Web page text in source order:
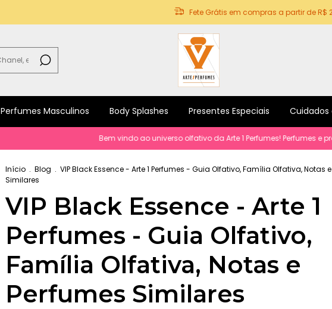
Fete Grátis em compras a partir de R$
Perfumes Masculinos Body Splashes Presentes Especiais Cuidados
Bem vindo ao universo olfativo da Arte 1 Perfumes! Perfumes e
Início . Blog . VIP Black Essence - Arte 1 Perfumes - Guia Olfativo, Família Olfativa, Notas
Similares
VIP Black Essence - Arte 1
Perfumes - Guia Olfativo,
Família Olfativa, Notas e
Perfumes Similares